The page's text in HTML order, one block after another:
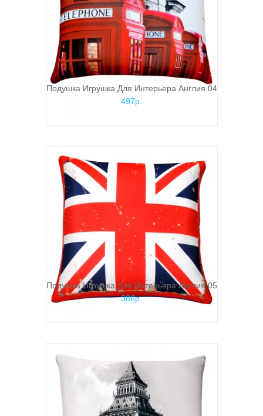
Подушка Игрушка Для Интерьера Англия 04
497р.
Подушка Игрушка Для Интерьера Англия 05
386р.